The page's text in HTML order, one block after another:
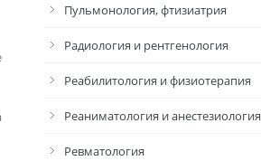
Пульмонология, фтизиатрия
Радиология и рентгенология
Реабилитология и физиотерапия
Реаниматология и анестезиология
Ревматология